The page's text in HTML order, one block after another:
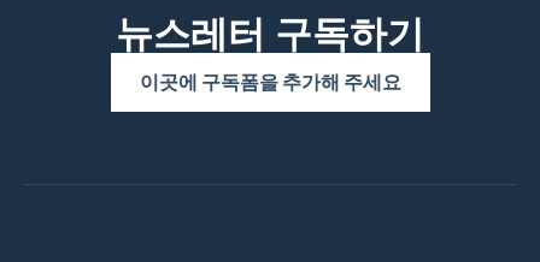
뉴스레터 구독하기
이곳에 구독폼을 추가해 주세요